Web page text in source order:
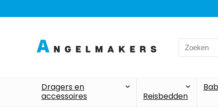
Dragers en
accessoires
Reisbedden